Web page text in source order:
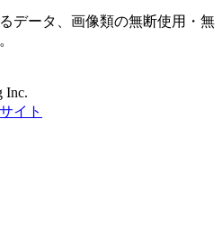
データ、画像類の無断使用・無
Inc.
イト